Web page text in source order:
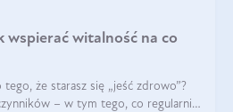
wspierać witalność na co
że starasz się „jeść zdrowo”?
– w tym tego, co regularnie